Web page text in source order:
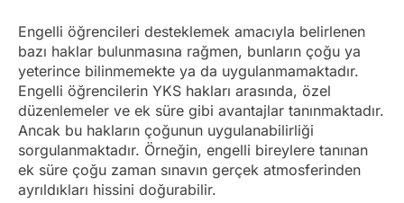
Engelli öğrencileri desteklemek amacıyla belirlenen
bazı haklar bulunmasına rağmen, bunların çoğu ya
yeterince bilinmemekte ya da uygulanmamaktadır.
Engelli öğrencilerin YKS hakları arasında, özel
düzenlemeler ve ek süre gibi avantajlar tanınmaktadır.
Ancak bu hakların çoğunun uygulanabilirliği
sorgulanmaktadır. Örneğin, engelli bireylere tanınan
ek süre çoğu zaman sınavın gerçek atmosferinden
ayrıldıkları hissini doğurabilir.